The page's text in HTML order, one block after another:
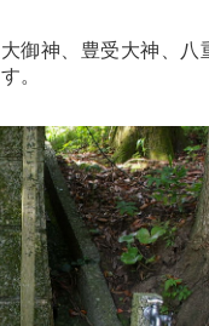
御神、豊受大神、八
。